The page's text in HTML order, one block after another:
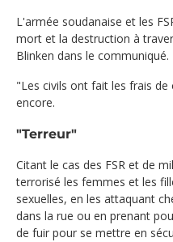
L'armée soudanaise et les
mort et la destruction à
Blinken dans le communiqué.
"Les civils ont fait les frais
encore.
"Terreur"
Citant le cas des FSR et de
terrorisé les femmes et les
sexuelles, en les attaquant
dans la rue ou en prenant
de fuir pour se mettre en